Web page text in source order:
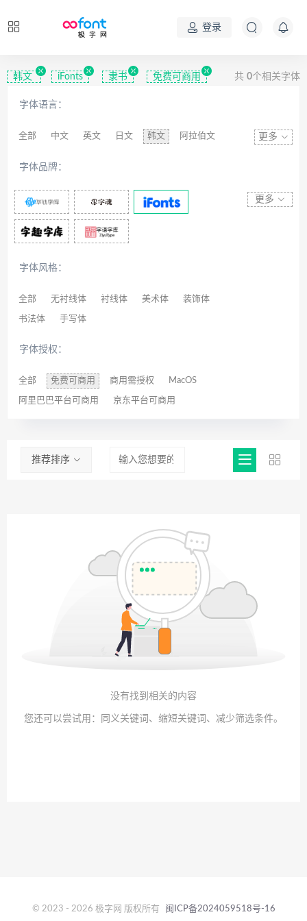
登录
韩文 iFonts 隶书 免费可商用 共 0个相关字体
字体语言：
全部 中文 英文 日文 韩文 阿拉伯文
拉丁文 八思巴文
更多
字体品牌：
更多
字体风格：
全部 无衬线体 衬线体 美术体 装饰体
书法体 手写体
字体授权：
全部 免费可商用 商用需授权 MacOS
阿里巴巴平台可商用 京东平台可商用
推荐排序
没有找到相关的内容
您还可以尝试用：同义关键词、缩短关键词、减少筛选条件。
© 2023 - 2026 极字网 版权所有 闽ICP备2024059518号-16